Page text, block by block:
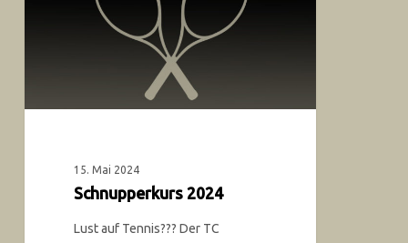
15. Mai 2024
Schnupperkurs 2024
Lust auf Tennis??? Der TC